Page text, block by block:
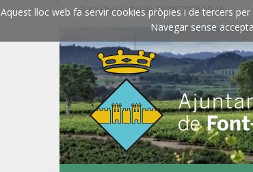
Aquest lloc web fa servir cookies pròpies i de tercers
Navegar sense
Data i hora oficials: 06/08/2026 19:46